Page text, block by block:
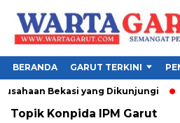
BERANDA GARUT TERKINI
Bekasi yang Dikunjungi
Topik Konpida IPM Garut